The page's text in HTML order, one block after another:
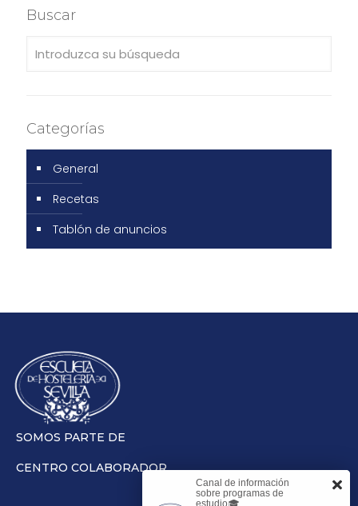
Buscar
Categorías
General
Recetas
Tablón de anuncios
SOMOS PARTE DE
CENTRO COLABORADOR
Canal de información
sobre programas de
estudio🎓